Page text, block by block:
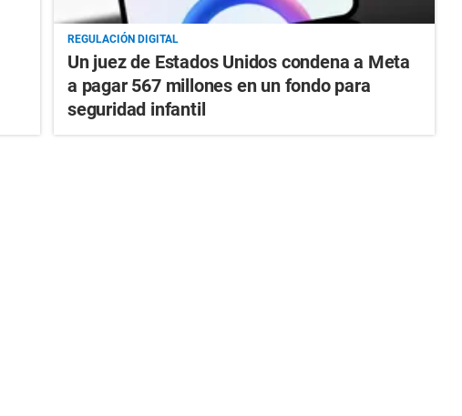
REGULACIÓN DIGITAL
Un juez de Estados Unidos condena a Meta
a pagar 567 millones en un fondo para
seguridad infantil